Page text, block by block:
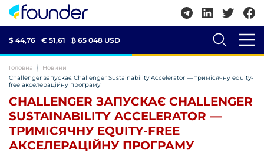
$ 44,76 € 51,61 ₿ 65 048 USD
Головна
Новини
Challenger запускає Challenger Sustainability Accelerator — тримісячну equity-
free акселераційну програму
CHALLENGER ЗАПУСКАЄ CHALLENGER
SUSTAINABILITY ACCELERATOR —
ТРИМІСЯЧНУ EQUITY-FREE
АКСЕЛЕРАЦІЙНУ ПРОГРАМУ